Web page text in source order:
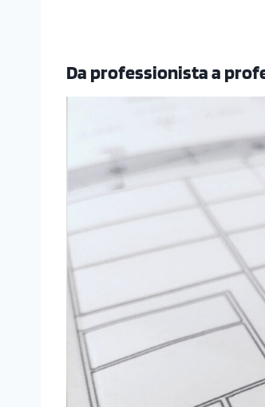
Da professionista a